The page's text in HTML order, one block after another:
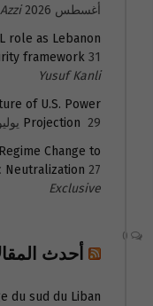
أغسطس 2026
role as Lebanon
framework 31 يوليو 2026
Yusuf Kanli
of U.S. Power
Projection 29 يوليو 2026
Change to
Neutralization 27 يوليو 2026
Exclusive
أحدث
du sud du Liban